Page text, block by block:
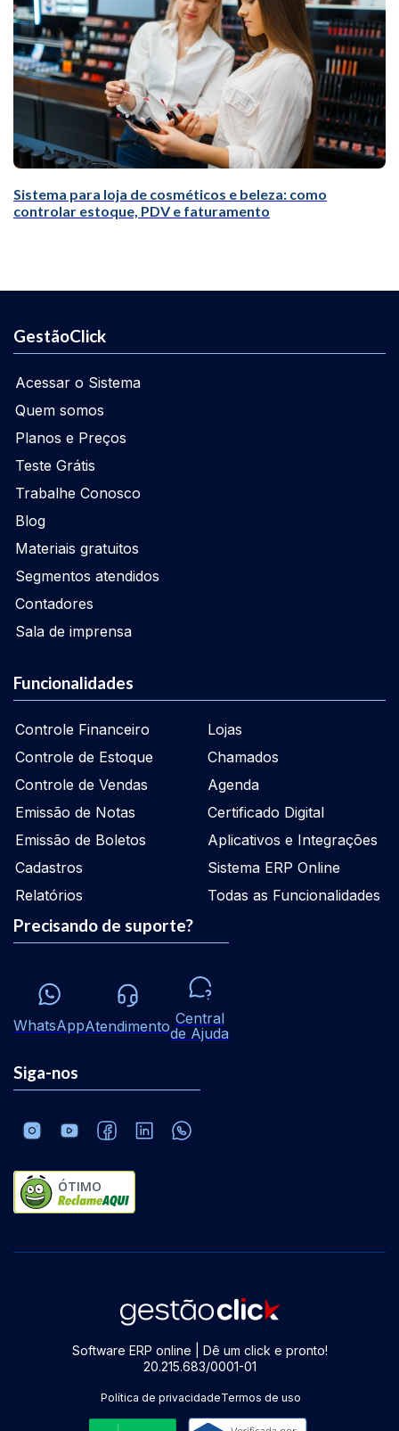
Sistema para loja de cosméticos e beleza: como
controlar estoque, PDV e faturamento
GestãoClick
Acessar o Sistema
Quem somos
Planos e Preços
Teste Grátis
Trabalhe Conosco
Blog
Materiais gratuitos
Segmentos atendidos
Contadores
Sala de imprensa
Funcionalidades
Controle Financeiro
Controle de Estoque
Controle de Vendas
Emissão de Notas
Emissão de Boletos
Cadastros
Relatórios
Lojas
Chamados
Agenda
Certificado Digital
Aplicativos e Integrações
Sistema ERP Online
Todas as Funcionalidades
Precisando de suporte?
WhatsAppAtendimento Central
de Ajuda
Siga-nos
ÓTIMO
Software ERP online | Dê um click e pronto!
20.215.683/0001-01
Política de privacidadeTermos de uso